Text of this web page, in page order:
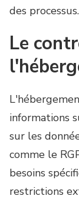
des processus.
Le
informations
sur les
comme le
besoins
restrictions